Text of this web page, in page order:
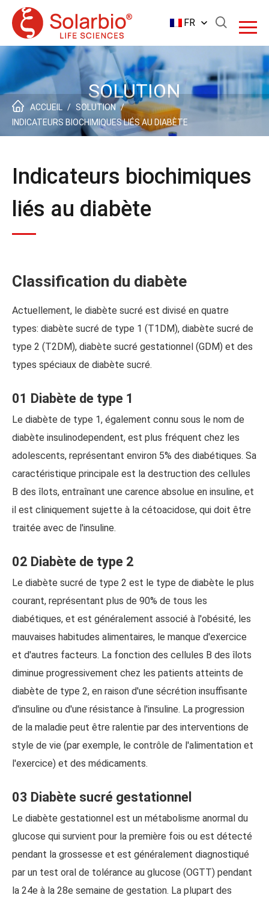
FR
SOLUTION
ACCUEIL / SOLUTION
/
INDICATEURS BIOCHIMIQUES LIÉS AU DIABÈTE
Indicateurs biochimiques
liés au diabète
Classification du diabète
Actuellement, le diabète sucré est divisé en quatre
types: diabète sucré de type 1 (T1DM), diabète sucré de
type 2 (T2DM), diabète sucré gestationnel (GDM) et des
types spéciaux de diabète sucré.
01 Diabète de type 1
Le diabète de type 1, également connu sous le nom de
diabète insulinodependent, est plus fréquent chez les
adolescents, représentant environ 5% des diabétiques. Sa
caractéristique principale est la destruction des cellules
B des îlots, entraînant une carence absolue en insuline, et
il est cliniquement sujette à la cétoacidose, qui doit être
traitée avec de l'insuline.
02 Diabète de type 2
Le diabète sucré de type 2 est le type de diabète le plus
courant, représentant plus de 90% de tous les
diabétiques, et est généralement associé à l'obésité, les
mauvaises habitudes alimentaires, le manque d'exercice
et d'autres facteurs. La fonction des cellules B des îlots
diminue progressivement chez les patients atteints de
diabète de type 2, en raison d'une sécrétion insuffisante
d'insuline ou d'une résistance à l'insuline. La progression
de la maladie peut être ralentie par des interventions de
style de vie (par exemple, le contrôle de l'alimentation et
l'exercice) et des médicaments.
03 Diabète sucré gestationnel
Le diabète gestationnel est un métabolisme anormal du
glucose qui survient pour la première fois ou est détecté
pendant la grossesse et est généralement diagnostiqué
par un test oral de tolérance au glucose (OGTT) pendant
la 24e à la 28e semaine de gestation. La plupart des